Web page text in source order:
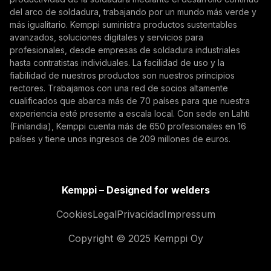
marketing de Kemppi.
del arco de soldadura, trabajando por un mundo más verde y
más igualitario. Kemppi suministra productos sustentables
avanzados, soluciones digitales y servicios para
profesionales, desde empresas de soldadura industriales
hasta contratistas individuales. La facilidad de uso y la
fiabilidad de nuestros productos son nuestros principios
rectores. Trabajamos con una red de socios altamente
cualificados que abarca más de 70 países para que nuestra
experiencia esté presente a escala local. Con sede en Lahti
(Finlandia), Kemppi cuenta más de 650 profesionales en 16
países y tiene unos ingresos de 209 millones de euros.
Kemppi – Designed for welders
CookiesLegalPrivacidadImpressum
Copyright © 2025 Kemppi Oy